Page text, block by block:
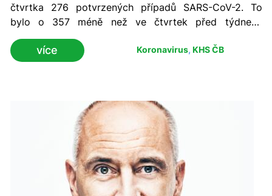
čtvrtka 276 potvrzených případů SARS-CoV-2. To
bylo o 357 méně než ve čtvrtek před týdnem.
Kumulativně bylo v kraji dosud potvrzeno 92 560
případů. Pondělní testování školáků a pedagogů
odhalilo tři pozitivní případy – dva školáky a jednoho
výsledky jejich PCR vyšetření zatím známy nejsou.
více Koronavirus,KHS ČB